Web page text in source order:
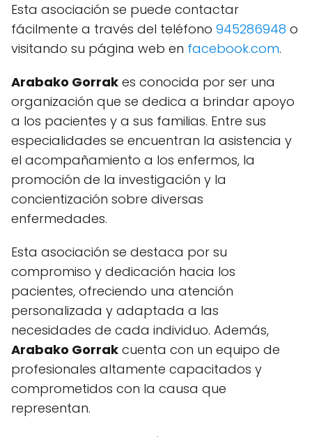
Esta asociación se puede contactar
fácilmente a través del teléfono 945286948 o
visitando su página web en facebook.com.
Arabako Gorrak es conocida por ser una
organización que se dedica a brindar apoyo
a los pacientes y a sus familias. Entre sus
especialidades se encuentran la asistencia y
el acompañamiento a los enfermos, la
promoción de la investigación y la
concientización sobre diversas
enfermedades.
Esta asociación se destaca por su
compromiso y dedicación hacia los
pacientes, ofreciendo una atención
personalizada y adaptada a las
necesidades de cada individuo. Además,
Arabako Gorrak cuenta con un equipo de
profesionales altamente capacitados y
comprometidos con la causa que
representan.